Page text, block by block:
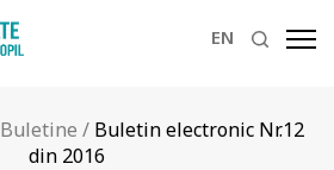
EN
Buletine / Buletin electronic Nr.12
din 2016